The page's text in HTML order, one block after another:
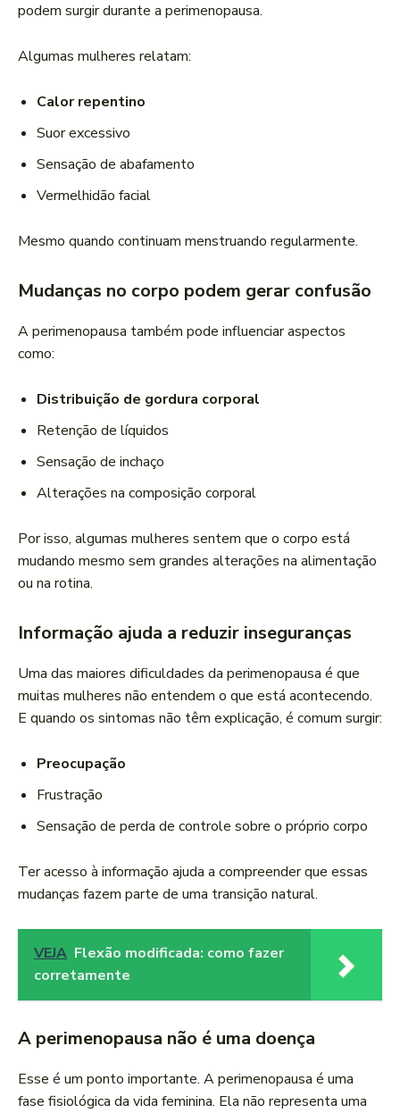
podem surgir durante a perimenopausa.
Algumas mulheres relatam:
Calor repentino
Suor excessivo
Sensação de abafamento
Vermelhidão facial
Mesmo quando continuam menstruando regularmente.
Mudanças no corpo podem gerar confusão
A perimenopausa também pode influenciar aspectos
como:
Distribuição de gordura corporal
Retenção de líquidos
Sensação de inchaço
Alterações na composição corporal
Por isso, algumas mulheres sentem que o corpo está
mudando mesmo sem grandes alterações na alimentação
ou na rotina.
Informação ajuda a reduzir inseguranças
Uma das maiores dificuldades da perimenopausa é que
muitas mulheres não entendem o que está acontecendo.
E quando os sintomas não têm explicação, é comum surgir:
Preocupação
Frustração
Sensação de perda de controle sobre o próprio corpo
Ter acesso à informação ajuda a compreender que essas
mudanças fazem parte de uma transição natural.
VEJA Flexão modificada: como fazer
corretamente
A perimenopausa não é uma doença
Esse é um ponto importante. A perimenopausa é uma
fase fisiológica da vida feminina. Ela não representa uma